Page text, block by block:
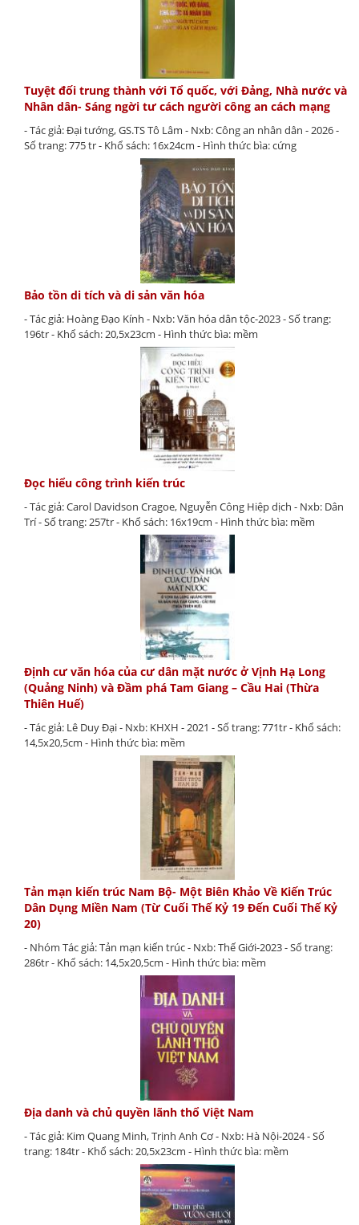
Tuyệt đối trung thành với Tổ quốc, với Đảng, Nhà nước và
Nhân dân- Sáng ngời tư cách người công an cách mạng
- Tác giả: Đại tướng, GS.TS Tô Lâm - Nxb: Công an nhân dân - 2026 -
Số trang: 775 tr - Khổ sách: 16x24cm - Hình thức bìa: cứng
Bảo tồn di tích và di sản văn hóa
- Tác giả: Hoàng Đạo Kính - Nxb: Văn hóa dân tộc-2023 - Số trang:
196tr - Khổ sách: 20,5x23cm - Hình thức bìa: mềm
Đọc hiểu công trình kiến trúc
- Tác giả: Carol Davidson Cragoe, Nguyễn Công Hiệp dịch - Nxb: Dân
Trí - Số trang: 257tr - Khổ sách: 16x19cm - Hình thức bìa: mềm
Định cư văn hóa của cư dân mặt nước ở Vịnh Hạ Long
(Quảng Ninh) và Đầm phá Tam Giang – Cầu Hai (Thừa
Thiên Huế)
- Tác giả: Lê Duy Đại - Nxb: KHXH - 2021 - Số trang: 771tr - Khổ sách:
14,5x20,5cm - Hình thức bìa: mềm
Tản mạn kiến trúc Nam Bộ- Một Biên Khảo Về Kiến Trúc
Dân Dụng Miền Nam (Từ Cuối Thế Kỷ 19 Đến Cuối Thế Kỷ
20)
- Nhóm Tác giả: Tản mạn kiến trúc - Nxb: Thế Giới-2023 - Số trang:
286tr - Khổ sách: 14,5x20,5cm - Hình thức bìa: mềm
Địa danh và chủ quyền lãnh thổ Việt Nam
- Tác giả: Kim Quang Minh, Trịnh Anh Cơ - Nxb: Hà Nội-2024 - Số
trang: 184tr - Khổ sách: 20,5x23cm - Hình thức bìa: mềm